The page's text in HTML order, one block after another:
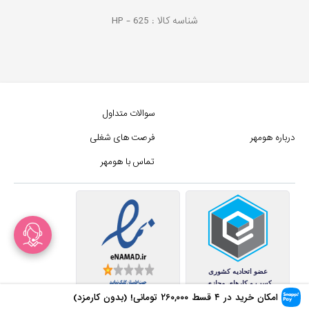
امکان خرید در ۴ قسط ۲۶۰,۰۰۰ تومانی! (بدون کارمزد)
شناسه کالا : HP - 625
درباره هومهر
سوالات متداول
فرصت های شغلی
تماس با هومهر